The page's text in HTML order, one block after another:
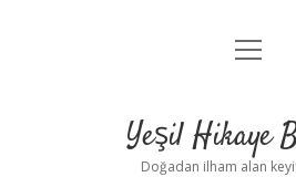
Anasayfa
Yasal Uyarı
menüyü
Yeşil Hikaye
Doğadan ilham alan